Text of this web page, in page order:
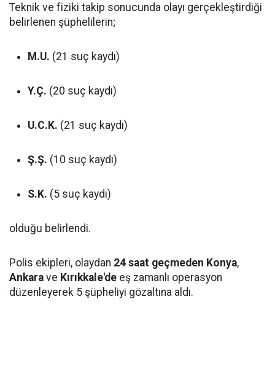
Teknik ve fiziki takip sonucunda olayı gerçekleştirdiği
belirlenen şüphelilerin;
M.U. (21 suç kaydı)
Y.Ç. (20 suç kaydı)
U.C.K. (21 suç kaydı)
Ş.Ş. (10 suç kaydı)
S.K. (5 suç kaydı)
olduğu belirlendi.
Polis ekipleri, olaydan 24 saat geçmeden Konya,
Ankara ve Kırıkkale'de eş zamanlı operasyon
düzenleyerek 5 şüpheliyi gözaltına aldı.